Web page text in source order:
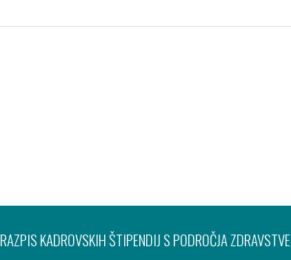
RAZPIS KADROVSKIH ŠTIPENDIJ S PODROČJA